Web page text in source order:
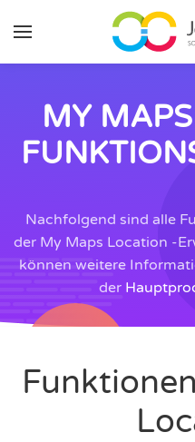
Zum Hauptinhalt
MY
Nachfolgend sind alle
der My Maps Location -
können weitere
der